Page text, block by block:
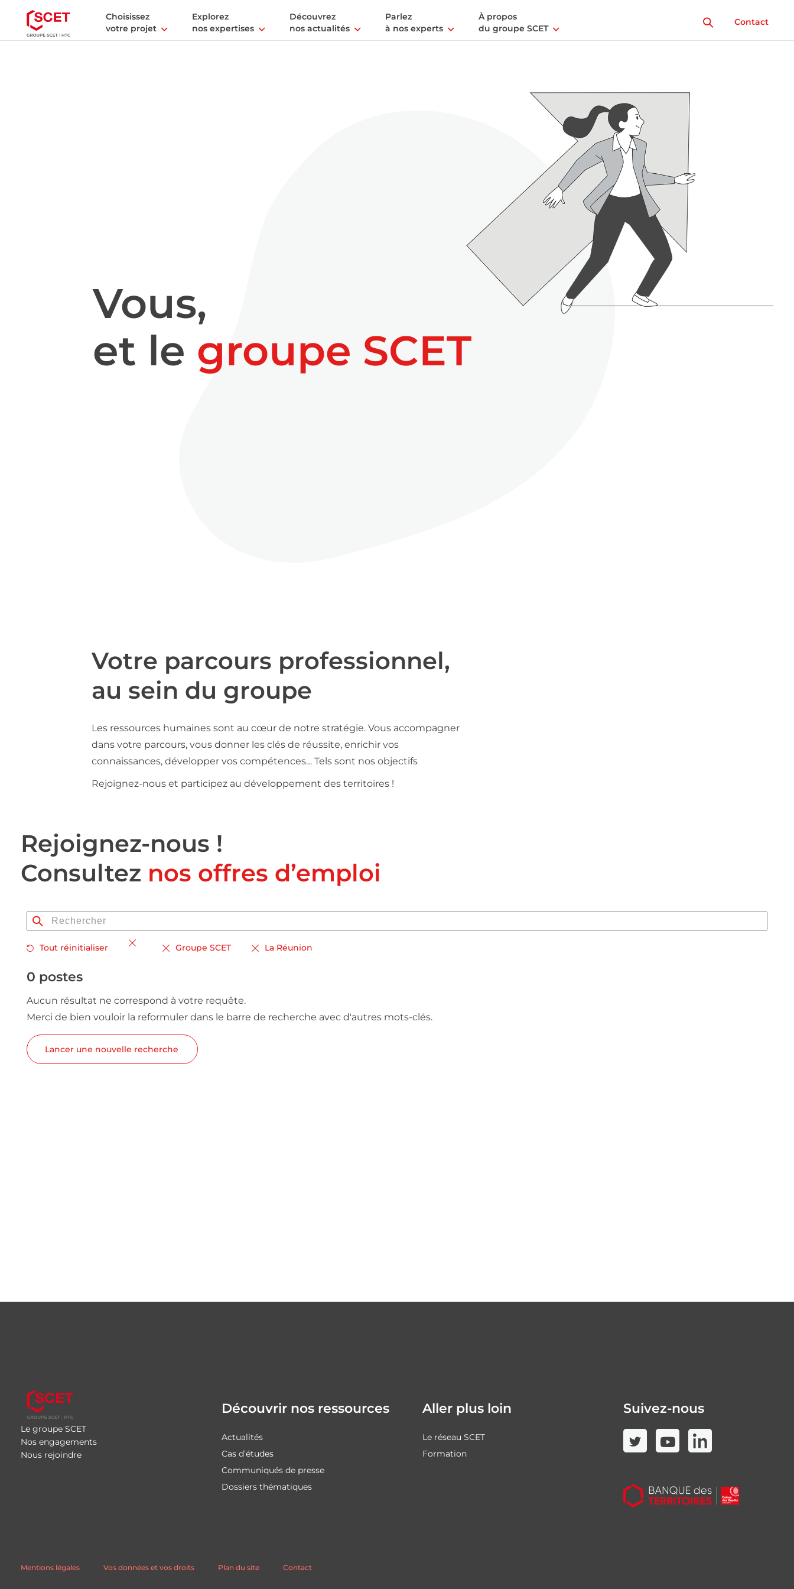
Choisissez
votre projet
Explorez
nos expertises
Découvrez
nos actualités
Parlez
à nos experts
À propos
du groupe SCET
Contact
Vous,
et le groupe SCET
Votre parcours professionnel,
au sein du groupe
Les ressources humaines sont au cœur de notre stratégie. Vous accompagner
dans votre parcours, vous donner les clés de réussite, enrichir vos
connaissances, développer vos compétences… Tels sont nos objectifs
Rejoignez-nous et participez au développement des territoires !
Rejoignez-nous !
Consultez nos offres d’emploi
Tout réinitialiser Groupe SCET La Réunion
0 postes
Aucun résultat ne correspond à votre requête.
Merci de bien vouloir la reformuler dans le barre de recherche avec d'autres mots-clés.
Lancer une nouvelle recherche
Le groupe SCET
Nos engagements
Nous rejoindre
Découvrir nos ressources
Actualités
Cas d’études
Communiqués de presse
Dossiers thématiques
Aller plus loin
Le réseau SCET
Formation
Suivez-nous
Mentions légales Vos données et vos droits Plan du site Contact